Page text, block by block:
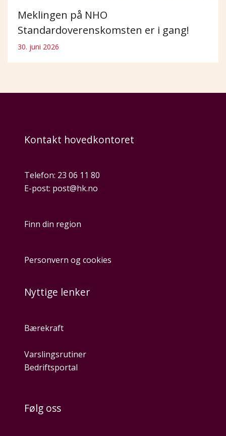
Meklingen på NHO
Standardoverenskomsten er i gang!
30. juni 2026
Kontakt hovedkontoret
Telefon: 23 06 11 80
E-post: post@hk.no
Finn din region
Personvern og cookies
Nyttige lenker
Bærekraft
Varslingsrutiner
Bedriftsportal
Følg oss